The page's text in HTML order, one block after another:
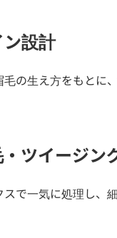
ン設計
毛の生え方をもとに
ツイージン
で一気に処理し、